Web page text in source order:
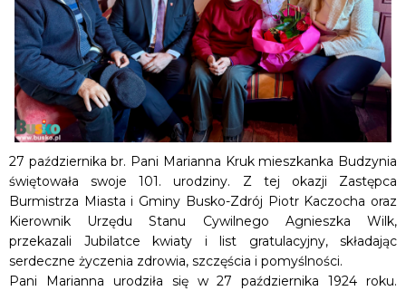
27 października br. Pani Marianna Kruk mieszkanka Budzynia
świętowała swoje 101. urodziny. Z tej okazji Zastępca
Burmistrza Miasta i Gminy Busko-Zdrój Piotr Kaczocha oraz
Kierownik Urzędu Stanu Cywilnego Agnieszka Wilk,
przekazali Jubilatce kwiaty i list gratulacyjny, składając
serdeczne życzenia zdrowia, szczęścia i pomyślności.
Pani Marianna urodziła się w 27 października 1924 roku.